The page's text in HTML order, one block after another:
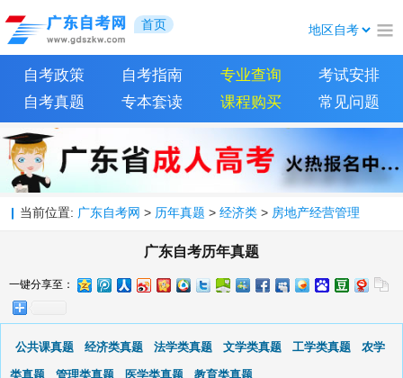
首页
自考政策 自考指南 专业查询
考试安排
自考真题
专本套读 课程购买 常见问题
当前位置: 广东自考网 > 历年真题 > 经济类> 房地产经营管理
广东自考历年真题
一键分享至：
公共课真题 经济类真题 法学类真题 文学类真题 工学类真题 农学
类真题 管理类真题 医学类真题 教育类真题